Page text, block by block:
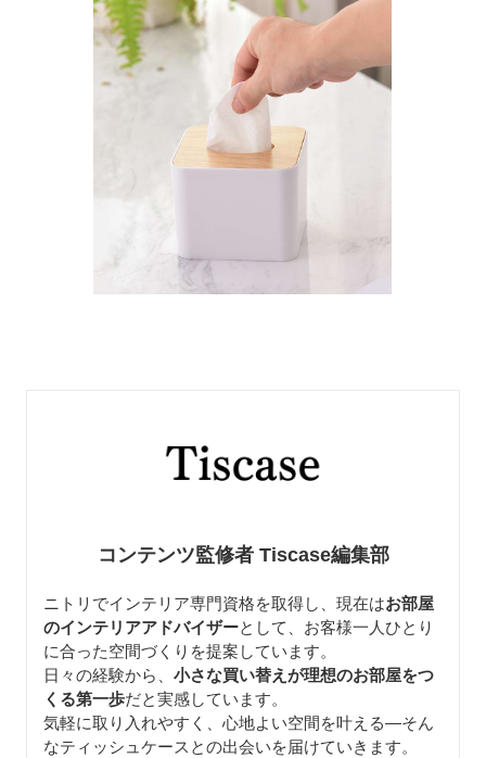
コンテンツ監修者 Tiscase編集部
ニトリでインテリア専門資格を取得し、現在はお部屋
のインテリアアドバイザーとして、お客様一人ひとり
に合った空間づくりを提案しています。
日々の経験から、 小さな買い替えが理想のお部屋をつ
くる第一歩だと実感しています。
気軽に取り入れやすく、心地よい空間を叶える—そん
なティッシュケースとの出会いを届けていきます。